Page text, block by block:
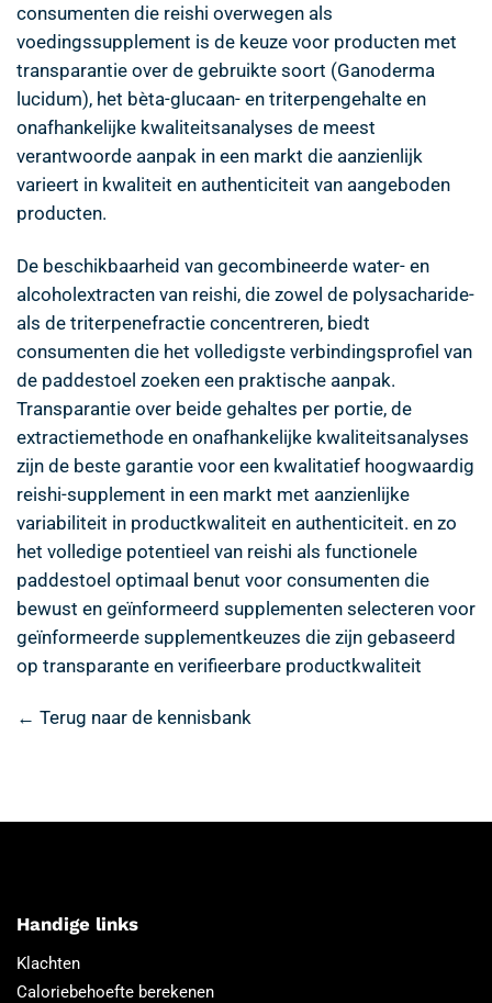
consumenten die reishi overwegen als
voedingssupplement is de keuze voor producten met
transparantie over de gebruikte soort (Ganoderma
lucidum), het bèta-glucaan- en triterpengehalte en
onafhankelijke kwaliteitsanalyses de meest
verantwoorde aanpak in een markt die aanzienlijk
varieert in kwaliteit en authenticiteit van aangeboden
producten.
De beschikbaarheid van gecombineerde water- en
alcoholextracten van reishi, die zowel de polysacharide-
als de triterpenefractie concentreren, biedt
consumenten die het volledigste verbindingsprofiel van
de paddestoel zoeken een praktische aanpak.
Transparantie over beide gehaltes per portie, de
extractiemethode en onafhankelijke kwaliteitsanalyses
zijn de beste garantie voor een kwalitatief hoogwaardig
reishi-supplement in een markt met aanzienlijke
variabiliteit in productkwaliteit en authenticiteit. en zo
het volledige potentieel van reishi als functionele
paddestoel optimaal benut voor consumenten die
bewust en geïnformeerd supplementen selecteren voor
geïnformeerde supplementkeuzes die zijn gebaseerd
op transparante en verifieerbare productkwaliteit
← Terug naar de kennisbank
Handige links
Klachten
Caloriebehoefte berekenen